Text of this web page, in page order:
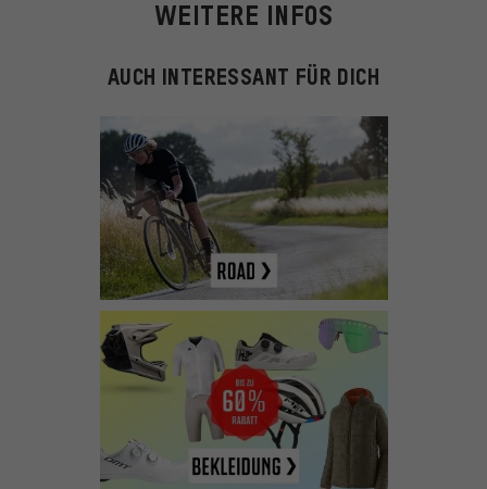
WEITERE INFOS
AUCH INTERESSANT FÜR DICH